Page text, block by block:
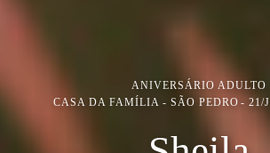
ANIVERSÁRIO ADULTO
CASA DA FAMÍLIA - SÃO PEDRO
21/